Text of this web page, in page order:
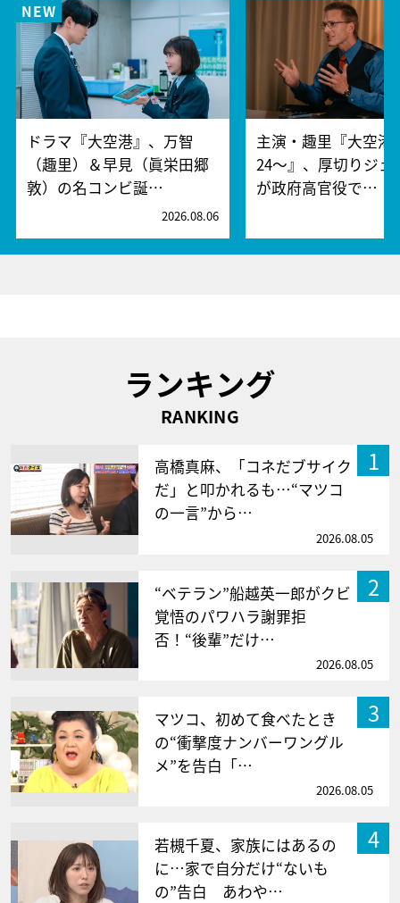
ドラマ『大空港』、万智
（趣里）＆早見（眞栄田郷
敦）の名コンビ誕…
2026.08.06
主演・趣里『大空港
24～』、厚切りジェ
が政府高官役で…
ランキング
RANKING
1
高橋真麻、「コネだブサイク
だ」と叩かれるも…“マツコ
の一言”から…
2026.08.05
2
“ベテラン”船越英一郎がクビ
覚悟のパワハラ謝罪拒
否！“後輩”だけ…
2026.08.05
3
マツコ、初めて食べたとき
の“衝撃度ナンバーワングル
メ”を告白「…
2026.08.05
4
若槻千夏、家族にはあるの
に…家で自分だけ“ないも
の”告白 あわや…